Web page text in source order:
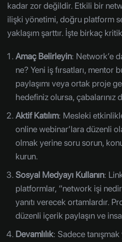
kadar zor değildir. Etkili bir
ilişki yönetimi, doğru platform
yaklaşım şarttır. İşte birkaç
Amaç Belirleyin: Network’e
ne? Yeni iş fırsatları, mentor
paylaşımı veya ortak proje
hedefiniz olursa, çabalarınız
Aktif Katılım: Mesleki
online webinar’lara düzenli
olmak yerine soru sorun,
kurun.
Sosyal Medyayı Kullanın:
platformlar, “network işi
yanıtı verecek ortamlardır.
düzenli içerik paylaşın ve
Devamlılık: Sadece tanışmak